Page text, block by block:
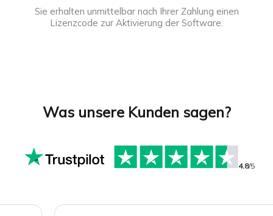
Sie erhalten unmittelbar nach Ihrer Zahlung einen
Lizenzcode zur Aktivierung der Software.
Was unsere Kunden sagen?
4.8/5